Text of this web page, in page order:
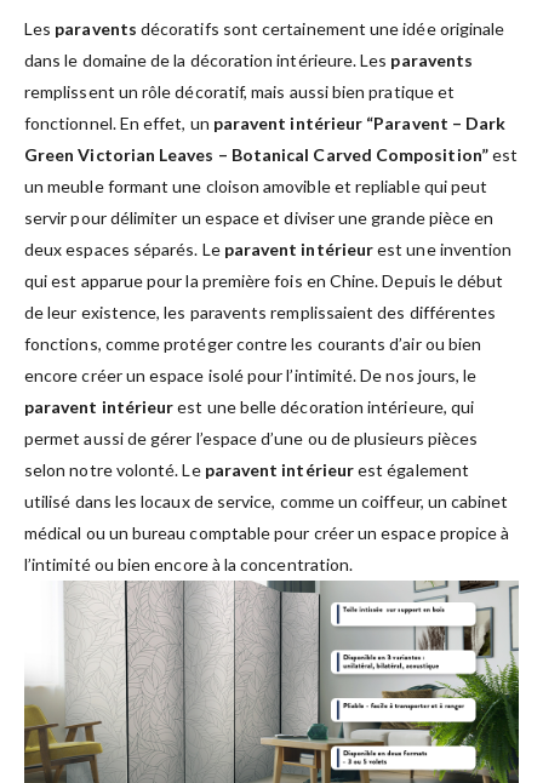
Les paravents décoratifs sont certainement une idée originale
dans le domaine de la décoration intérieure. Les paravents
remplissent un rôle décoratif, mais aussi bien pratique et
fonctionnel. En effet, un paravent intérieur “Paravent – Dark
Green Victorian Leaves – Botanical Carved Composition”est
un meuble formant une cloison amovible et repliable qui peut
servir pour délimiter un espace et diviser une grande pièce en
deux espaces séparés. Le paravent intérieurest une invention
qui est apparue pour la première fois en Chine. Depuis le début
de leur existence, les paravents remplissaient des différentes
fonctions, comme protéger contre les courants d’air ou bien
encore créer un espace isolé pour l’intimité. De nos jours, le
paravent intérieurest une belle décoration intérieure, qui
permet aussi de gérer l’espace d’une ou de plusieurs pièces
selon notre volonté. Le paravent intérieurest également
utilisé dans les locaux de service, comme un coiffeur, un cabinet
médical ou un bureau comptable pour créer un espace propice à
l’intimité ou bien encore à la concentration.